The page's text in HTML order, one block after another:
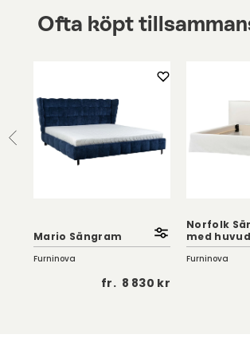
Ofta köpt
Mario Sängram
Furninova
fr. 8 830 kr
Norfolk
med
Furninova